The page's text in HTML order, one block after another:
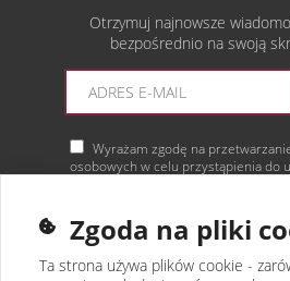
Otrzymuj najnowsze
bezpośrednio na swoją
Wyrażam zgodę na
osobowych w celu przystąpienia do
Zgoda na pliki
Ta strona używa plików cookie -